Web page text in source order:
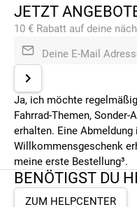
JETZT
10 € Rabatt auf deine
Deine E-Mail
Ja, ich möchte
Fahrrad-Themen, Sonder-
erhalten. Eine
Willkommensgeschenk
meine erste Bestellung³.
BENÖTIGST DU
ZUM HELPCENTER